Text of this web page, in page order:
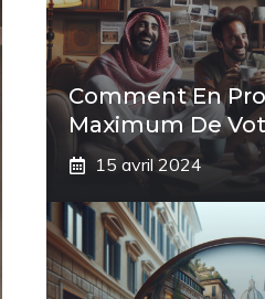
Comment En
Maximum De
15 avril 2024